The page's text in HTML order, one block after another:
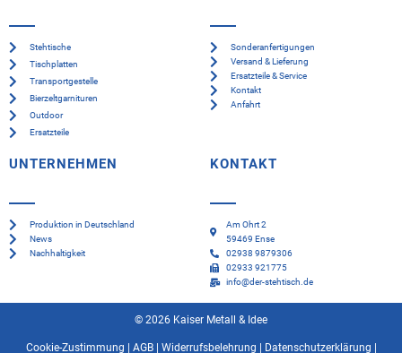
Stehtische
Tischplatten
Transportgestelle
Bierzeltgarnituren
Outdoor
Ersatzteile
Sonderanfertigungen
Versand & Lieferung
Ersatzteile & Service
Kontakt
Anfahrt
UNTERNEHMEN
Produktion in Deutschland
News
Nachhaltigkeit
KONTAKT
Am Ohrt 2
59469 Ense
02938 9879306
02933 921775
info@der-stehtisch.de
© 2026 Kaiser Metall & Idee
Cookie-Zustimmung AGB| Widerrufsbelehrung Datenschutzerklärung